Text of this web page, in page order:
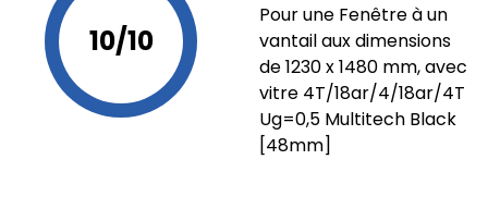
10/10
Pour une Fenêtre à un
vantail aux dimensions
de 1230 x 1480 mm, avec
vitre 4T/18ar/4/18ar/4T
Ug=0,5 Multitech Black
[48mm]